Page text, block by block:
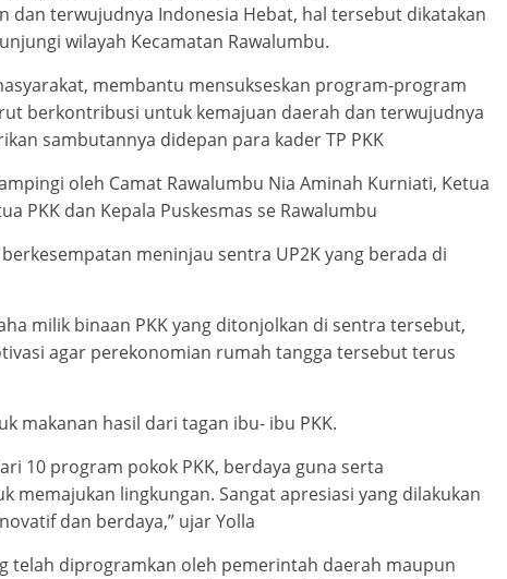
dan terwujudnya Indonesia Hebat, hal tersebut dikatakan
wilayah Kecamatan Rawalumbu.
membantu mensukseskan program-program
berkontribusi untuk kemajuan daerah dan terwujudnya
sambutannya didepan para kader TP PKK
oleh Camat Rawalumbu Nia Aminah Kurniati, Ketua
PKK dan Kepala Puskesmas se Rawalumbu
meninjau sentra UP2K yang berada di
milik binaan PKK yang ditonjolkan di sentra tersebut,
agar perekonomian rumah tangga tersebut terus
makanan hasil dari tagan ibu- ibu PKK.
10 program pokok PKK, berdaya guna serta
memajukan lingkungan. Sangat apresiasi yang dilakukan
dan berdaya,” ujar Yolla
telah diprogramkan oleh pemerintah daerah maupun